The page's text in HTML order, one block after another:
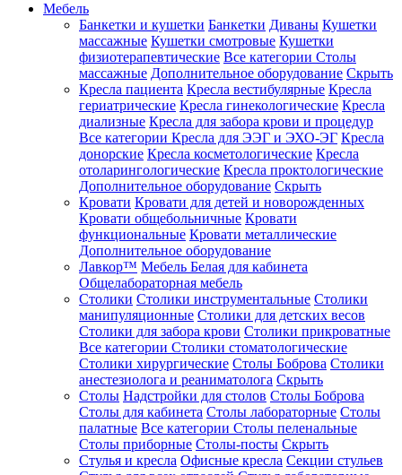
Мебель
Банкетки и кушетки Банкетки Диваны Кушетки
массажные Кушетки смотровые Кушетки
физиотерапевтические Все категории Столы
массажные Дополнительное оборудование Скрыть
Кресла пациента Кресла вестибулярные Кресла
гериатрические Кресла гинекологические Кресла
диализные Кресла для забора крови и процедур
Все категории Кресла для ЭЭГ и ЭХО-ЭГ Кресла
донорские Кресла косметологические Кресла
отоларингологические Кресла проктологические
Дополнительное оборудование Скрыть
Кровати Кровати для детей и новорожденных
Кровати общебольничные Кровати
функциональные Кровати металлические
Дополнительное оборудование
Лавкор™ Мебель Белая для кабинета
Общелабораторная мебель
Столики Столики инструментальные Столики
манипуляционные Столики для детских весов
Столики для забора крови Столики прикроватные
Все категории Столики стоматологические
Столики хирургические Столы Боброва Столики
анестезиолога и реаниматолога Скрыть
Столы Надстройки для столов Столы Боброва
Столы для кабинета Столы лабораторные Столы
палатные Все категории Столы пеленальные
Столы приборные Столы-посты Скрыть
Стулья и кресла Офисные кресла Секции стульев